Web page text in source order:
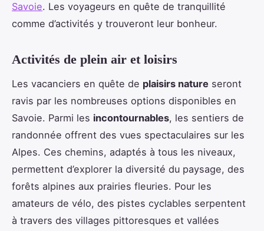
Savoie. Les voyageurs en quête de tranquillité
comme d’activités y trouveront leur bonheur.
Activités de plein air et loisirs
Les vacanciers en quête de plaisirs nature seront
ravis par les nombreuses options disponibles en
Savoie. Parmi les incontournables, les sentiers de
randonnée offrent des vues spectaculaires sur les
Alpes. Ces chemins, adaptés à tous les niveaux,
permettent d’explorer la diversité du paysage, des
forêts alpines aux prairies fleuries. Pour les
amateurs de vélo, des pistes cyclables serpentent
à travers des villages pittoresques et vallées